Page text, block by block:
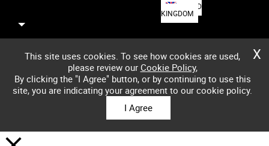
UNITED
KINGDOM
X
This site uses cookies. To see how cookies are used,
please review our Cookie Policy,
By clicking the "I Agree" button, or by continuing to use this
site, you are indicating your agreement to our cookie policy.
I Agree